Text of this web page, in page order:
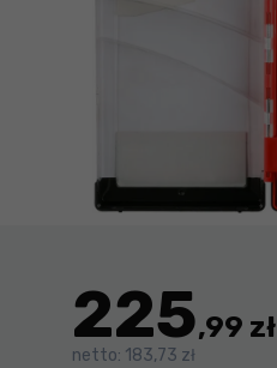
225,99 zł
netto: 183,73 zł